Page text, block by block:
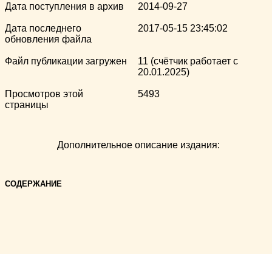
Дата поступления в архив 2014-09-27
Дата последнего
обновления файла
2017-05-15 23:45:02
Файл публикации загружен
11 (счётчик работает с
20.01.2025)
Просмотров этой
страницы
5493
Дополнительное описание издания:
СОДЕРЖАНИЕ